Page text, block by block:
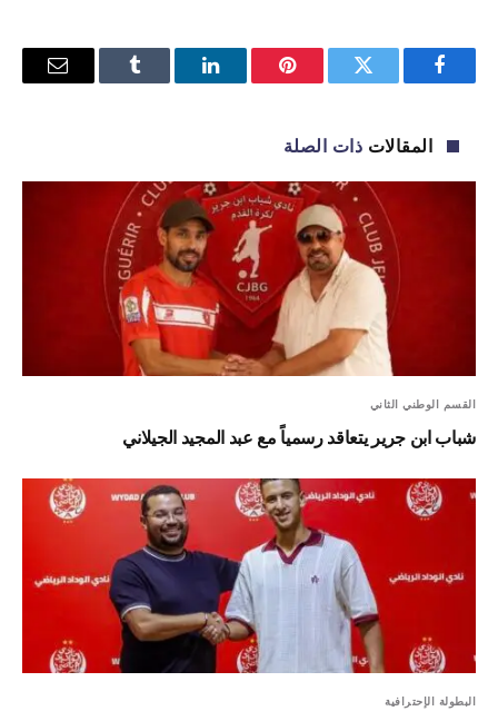
فيسبوك تويتر بينتيريستلينكدإن Tumblr
البريد
المقالات ذات الصلة
القسم الوطني الثاني
شباب ابن جرير يتعاقد رسمياً مع عبد المجيد الجيلاني
البطولة الإحترافية